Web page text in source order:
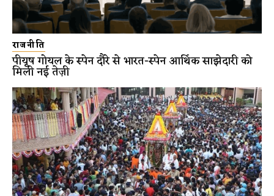
राजनीति
पीयूष गोयल के स्पेन दौरे से भारत-स्पेन आर्थिक साझेदारी को
मिली नई तेज़ी